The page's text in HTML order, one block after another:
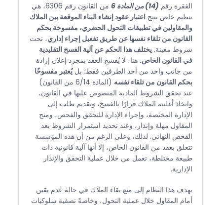
الفقرة رقم (14) من المادة 6
من القانون رقم 6306، هي
تنظيم خاص يتيحاعتبار عقود إنشاء البناء الموقعة بين الملاك
والمقاولين في تطبيقات التحول الحضري، مفسوخة بحكم
القانون من تلقاء نفسها عن طريق تفعيل إجراء إداري، تحت
شروط معينة.يختلف هذا الحكم عن آلية الفسخ التقليدية
في القانون الخاص. هنا، لا يُفسخ العقد بمجرد إعلان إرادة
من جانب واحد من أحد الطرفين فقط؛ بليُعتبر مفسوخًا
بحكم القانون من تلقاء نفسه
(المادة 6/14 من القانون)
عند تحقق الشروط المادية المنصوص عليها في القانون،
واتخاذ أغلبية الملاك قرارًا بالفسخ، وتقديم طلب إلى
الإدارة المختصة، وإجراء الإدارة للتحقق والفحص، ومنح
المقاول مهلة وإنذار، وعند تحديد استمرار الشروط بعد
الفحص النهائي. لذلك، وعلى الرغم من أن هذه المؤسسة
تتعلق بعقد من القانون الخاص، إلا أنها آلية قانونية ذات
طبيعة مختلطة، تعمل من خلال عملية التحقق والإنذار
الإدارية.
يهدف هذا النظام إلى منع بقاء الملاك في حالة عدم يقين
أمام المقاول خلال عملية التحول، وخاصةً تصفية سلوكيات